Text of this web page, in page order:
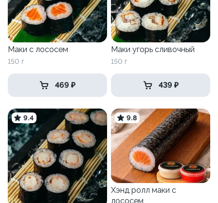
Маки с лососем
150 г
469 ₽
Маки угорь сливочный
150 г
439 ₽
9.4 9.8
Хэнд ролл маки с
лососем